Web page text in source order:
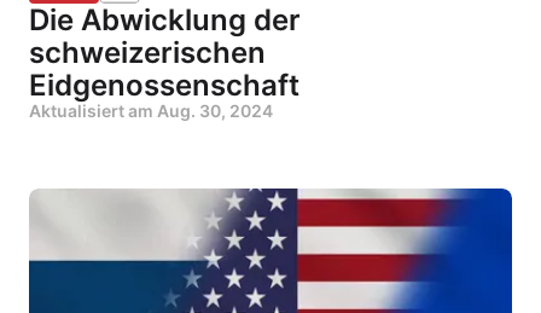
Die Abwicklung der
schweizerischen
Eidgenossenschaft
Aktualisiert am Aug. 30, 2024